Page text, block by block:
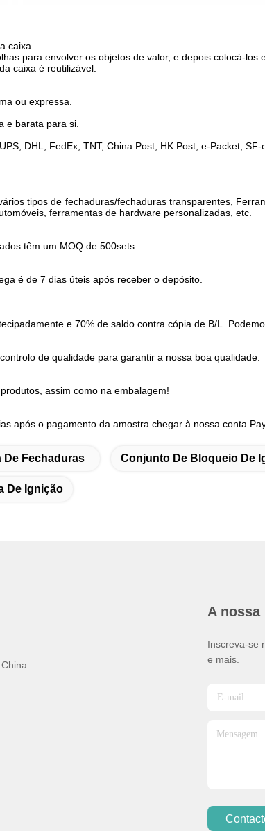
caixa.
para envolver os objetos de valor, e depois colocá-los
caixa é reutilizável.
ou expressa.
e barata para si.
DHL, FedEx, TNT, China Post, HK Post, e-Packet, SF-
tipos de fechaduras/fechaduras transparentes,
ferramentas de hardware personalizadas, etc.
têm um MOQ de 500sets.
é de 7 dias úteis após receber o depósito.
e 70% de saldo contra cópia de B/L.
de qualidade para garantir a nossa boa qualidade.
assim como na embalagem!
após o pagamento da amostra chegar à nossa conta
De Fechaduras Conjunto De Bloqueio De
De Ignição
A
Inscreva-se
e mais.